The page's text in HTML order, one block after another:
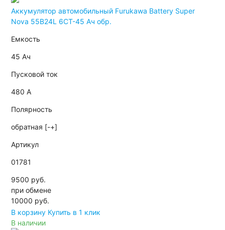
Аккумулятор автомобильный Furukawa Battery Super
Nova 55B24L 6СТ-45 Ач обр.
Емкость
45 Ач
Пусковой ток
480 А
Полярность
обратная [-+]
Артикул
01781
9500 руб.
при обмене
10000 руб.
В корзину Купить в 1 клик
В наличии